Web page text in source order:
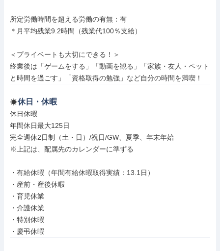
所定労働時間を超える労働の有無：有
＊月平均残業9.2時間（残業代100％支給）
＜プライベートも大切にできる！＞
終業後は「ゲームをする」「動画を観る」「家族・友人・ペット
と時間を過ごす」「資格取得の勉強」など自分の時間を満喫！
休日・休暇
休日休暇
年間休日最大125日
完全週休2日制（土・日）/祝日/GW、夏季、年末年始
※上記は、配属先のカレンダーに準ずる
・有給休暇（年間有給休暇取得実績：13.1日）
・産前・産後休暇
・育児休業
・介護休業
・特別休暇
・慶弔休暇